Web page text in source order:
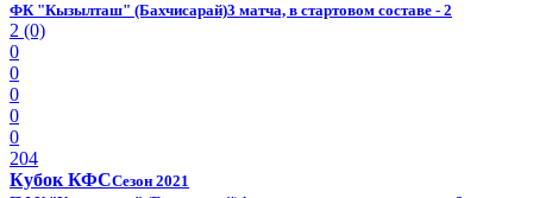
ФК "Кызылташ" (Бахчисарай)3 матча, в стартовом составе - 2
2 (0)
0
0
0
0
0
204
Кубок КФССезон 2021